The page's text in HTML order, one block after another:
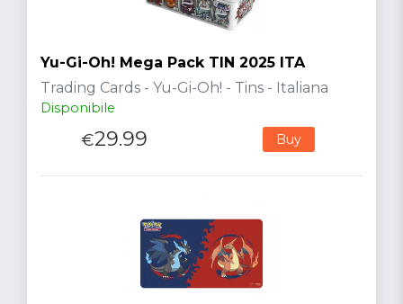
Yu-Gi-Oh! Mega Pack TIN 2025 ITA
Trading Cards - Yu-Gi-Oh! - Tins - Italiana
Disponibile
€29.99 Buy